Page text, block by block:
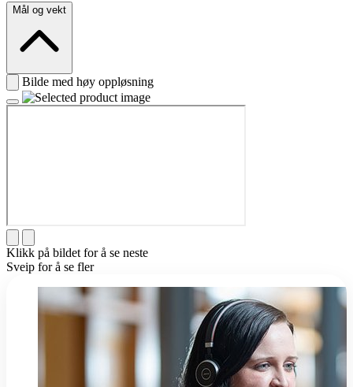
Mål og vekt
Bilde med høy oppløsning
Klikk på bildet for å se neste
Sveip for å se fler